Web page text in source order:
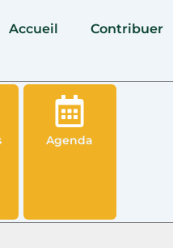
Accueil Contribuer
Agenda